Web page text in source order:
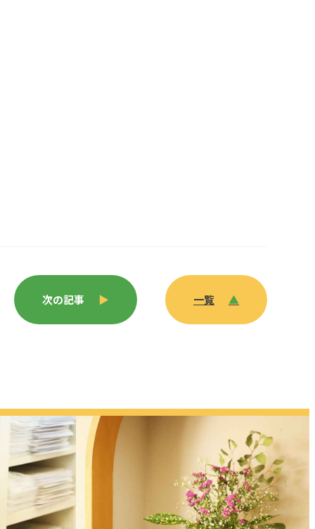
次の記事 ▶ 一覧 ▲